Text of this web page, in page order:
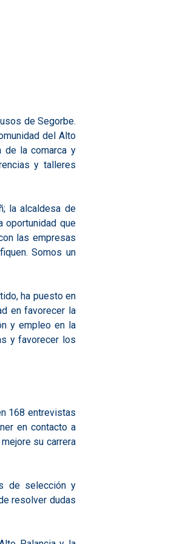
de Segorbe.
del Alto
de la comarca y
y talleres
la alcaldesa de
oportunidad que
las empresas
Somos un
ha puesto en
en favorecer la
y empleo en la
y favorecer los
168 entrevistas
en contacto a
su carrera
de selección y
resolver dudas